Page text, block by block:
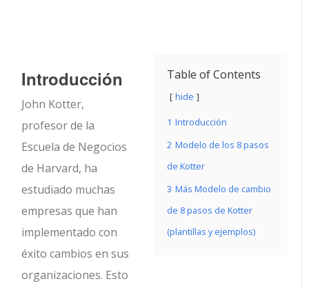
Table of Contents
hide
1 Introducción
2 Modelo de los 8 pasos
de Kotter
3 Más Modelo de cambio
de 8 pasos de Kotter
(plantillas y ejemplos)
Introducción
John Kotter,
profesor de la
Escuela de Negocios
de Harvard, ha
estudiado muchas
empresas que han
implementado con
éxito cambios en sus
organizaciones. Esto